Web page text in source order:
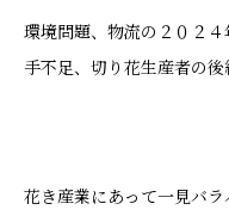
環境問題、物流の２０２
手不足、切り花生産者の後
花き産業にあって一見バ